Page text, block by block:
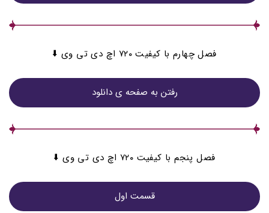
فصل چهارم با کیفیت ۷۲۰ اچ دی تی وی ⬇️
رفتن به صفحه ی دانلود
فصل پنجم با کیفیت ۷۲۰ اچ دی تی وی ⬇️
قسمت اول